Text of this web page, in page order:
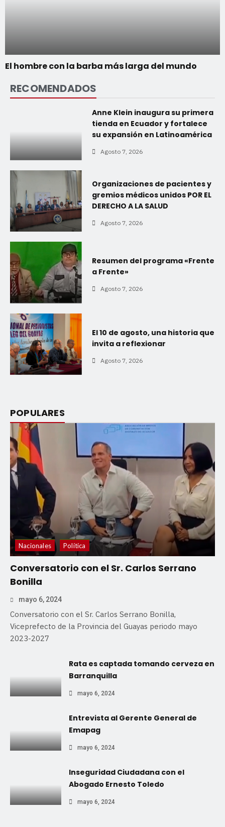
El hombre con la barba más larga del mundo
RECOMENDADOS
Anne Klein inaugura su primera
tienda en Ecuador y fortalece
su expansión en Latinoamérica
Agosto 7, 2026
Organizaciones de pacientes y
gremios médicos unidos POR EL
DERECHO A LA SALUD
Agosto 7, 2026
Resumen del programa «Frente
a Frente»
Agosto 7, 2026
El 10 de agosto, una historia que
invita a reflexionar
Agosto 7, 2026
POPULARES
Nacionales Política
Conversatorio con el Sr. Carlos Serrano
Bonilla
mayo 6, 2024
Conversatorio con el Sr. Carlos Serrano Bonilla,
Viceprefecto de la Provincia del Guayas periodo mayo
2023-2027
Rata es captada tomando cerveza en
Barranquilla
mayo 6, 2024
Entrevista al Gerente General de
Emapag
mayo 6, 2024
Inseguridad Ciudadana con el
Abogado Ernesto Toledo
mayo 6, 2024